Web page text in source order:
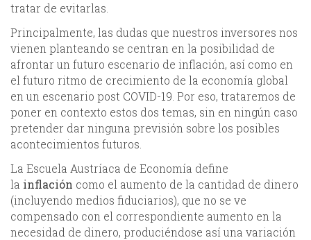
tratar de evitarlas.
Principalmente, las dudas que nuestros inversores nos
vienen planteando se centran en la posibilidad de
afrontar un futuro escenario de inflación, así como en
el futuro ritmo de crecimiento de la economía global
en un escenario post COVID-19. Por eso, trataremos de
poner en contexto estos dos temas, sin en ningún caso
pretender dar ninguna previsión sobre los posibles
acontecimientos futuros.
La Escuela Austríaca de Economía define
la inflación como el aumento de la cantidad de dinero
(incluyendo medios fiduciarios), que no se ve
compensado con el correspondiente aumento en la
necesidad de dinero, produciéndose así una variación